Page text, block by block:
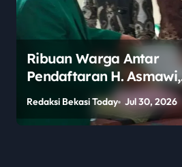
Ribuan Warga Antar
Pendaftaran H. Asmawi,
Dukungan Menggema:
“Lanjutkan!”
Redaksi Bekasi Today Jul 30, 2026